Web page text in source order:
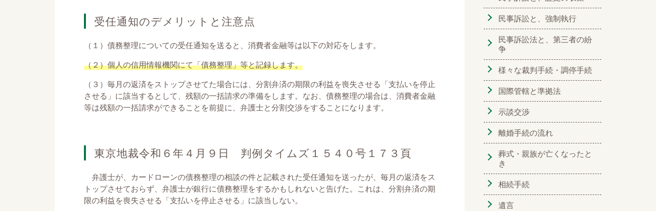
受任通知のデメリットと注意点
（１）債務整理についての受任通知を送ると、消費者金融等は以下の対応をします。
（２）個人の信用情報機関にて「債務整理」等と記録します。
（３）毎月の返済をストップさせてた場合には、分割弁済の期限の利益を喪失させる「支払いを停止
させる」に該当するとして、残額の一括請求の準備をします。なお、債務整理の場合は、消費者金融
等は残額の一括請求ができることを前提に、弁護士と分割交渉をすることになります。
東京地裁令和６年４月９日 判例タイムズ１５４０号１７３頁
弁護士が、カードローンの債務整理の相談の件と記載された受任通知を送ったが、毎月の返済をス
トップさせておらず、弁護士が銀行に債務整理をするかもしれないと告げた。これは、分割弁済の期
限の利益を喪失させる「支払いを停止させる」に該当しない。
民事訴訟と、強制執行
民事訴訟法と、第三者の紛
争
様々な裁判手続・調停手続
国際管轄と準拠法
示談交渉
離婚手続の流れ
葬式・親族が亡くなったと
き
相続手続
遺言